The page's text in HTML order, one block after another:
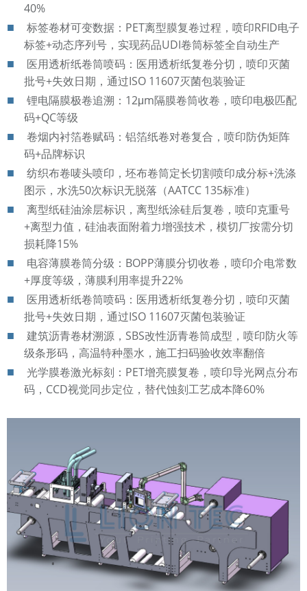
40%
标签卷材可变数据：PET离型膜复卷过程，喷印RFID电子
标签+动态序列号，实现药品UDI卷筒标签全自动生产
医用透析纸卷筒喷码：医用透析纸复卷分切，喷印灭菌
批号+失效日期，通过ISO 11607灭菌包装验证
锂电隔膜极卷追溯：12μm隔膜卷筒收卷，喷印电极匹配
码+QC等级
卷烟内衬箔卷赋码：铝箔纸卷对卷复合，喷印防伪矩阵
码+品牌标识
纺织布卷唛头喷印，坯布卷筒定长切割喷印成分标+洗涤
图示，水洗50次标识无脱落（AATCC 135标准）
离型纸硅油涂层标识，离型纸涂硅后复卷，喷印克重号
+离型力值，硅油表面附着力增强技术，模切厂按需分切
损耗降15%
电容薄膜卷筒分级：BOPP薄膜分切收卷，喷印介电常数
+厚度等级，薄膜利用率提升22%
医用透析纸卷筒喷码：医用透析纸复卷分切，喷印灭菌
批号+失效日期，通过ISO 11607灭菌包装验证
建筑沥青卷材溯源，SBS改性沥青卷筒成型，喷印防火等
级条形码，高温特种墨水，施工扫码验收效率翻倍
光学膜卷激光标刻：PET增亮膜复卷，喷印导光网点分布
码，CCD视觉同步定位，替代蚀刻工艺成本降60%